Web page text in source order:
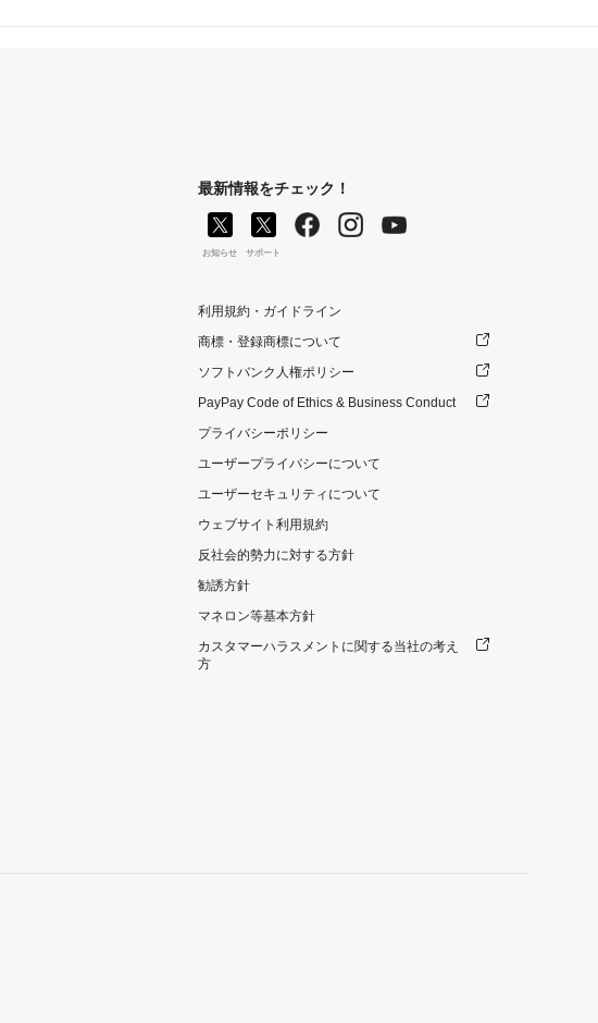
最新情報をチェック！
お知らせ サポート
利用規約・ガイドライン
商標・登録商標について
ソフトバンク人権ポリシー
PayPay Code of Ethics & Business Conduct
プライバシーポリシー
ユーザープライバシーについて
ユーザーセキュリティについて
ウェブサイト利用規約
反社会的勢力に対する方針
勧誘方針
マネロン等基本方針
カスタマーハラスメントに関する当社の考え
方